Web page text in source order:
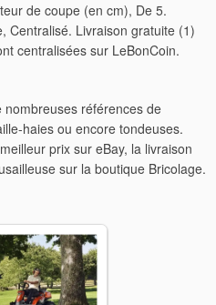
de coupe (en cm), De 5.
Centralisé. Livraison gratuite (1)
centralisées sur LeBonCoin.
références de
haies ou encore tondeuses.
prix sur eBay, la livraison
sur la boutique Bricolage.